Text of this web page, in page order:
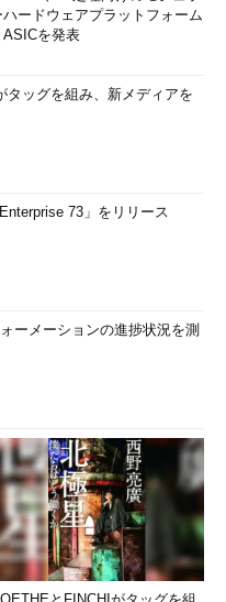
ハードウェアプラットフォーム
ASICを発表
タッグを組み、新メディアを
73」をリリース
ーメーションの進捗状況を測